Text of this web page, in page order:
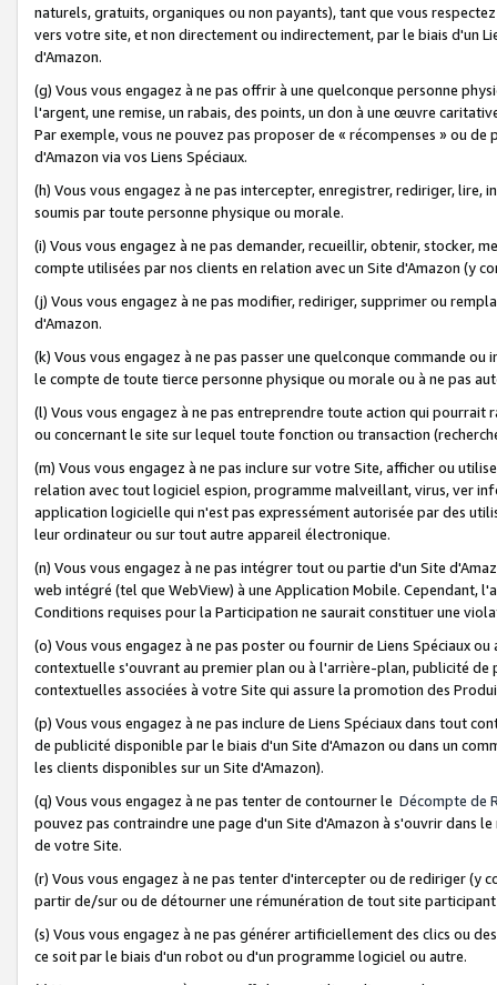
naturels, gratuits, organiques ou non payants), tant que vous
vers votre site, et non directement ou indirectement, par le biais d'un
d'Amazon.
(g) Vous vous engagez à ne pas offrir à une quelconque personne
l'argent, une remise, un rabais, des points, un don à une œuvre
Par exemple, vous ne pouvez pas proposer de « récompenses » ou
d'Amazon via vos Liens Spéciaux.
(h) Vous vous engagez à ne pas intercepter, enregistrer, rediriger,
soumis par toute personne physique ou morale.
(i) Vous vous engagez à ne pas demander, recueillir, obtenir, stocker,
compte utilisées par nos clients en relation avec un Site d'Amazon (y
(j) Vous vous engagez à ne pas modifier, rediriger, supprimer ou
d'Amazon.
(k) Vous vous engagez à ne pas passer une quelconque commande
le compte de toute tierce personne physique ou morale ou à ne pas
(l) Vous vous engagez à ne pas entreprendre toute action qui
ou concernant le site sur lequel toute fonction ou transaction
(m) Vous vous engagez à ne pas inclure sur votre Site, afficher ou
relation avec tout logiciel espion, programme malveillant, virus, ver
application logicielle qui n'est pas expressément autorisée par des
leur ordinateur ou sur tout autre appareil électronique.
(n) Vous vous engagez à ne pas intégrer tout ou partie d'un Site
web intégré (tel que WebView) à une Application Mobile. Cependant,
Conditions requises pour la Participation ne saurait constituer une
(o) Vous vous engagez à ne pas poster ou fournir de Liens Spéciaux
contextuelle s'ouvrant au premier plan ou à l'arrière-plan, publicité
contextuelles associées à votre Site qui assure la promotion des
(p) Vous vous engagez à ne pas inclure de Liens Spéciaux dans tout
de publicité disponible par le biais d'un Site d'Amazon ou dans un
les clients disponibles sur un Site d'Amazon).
(q) Vous vous engagez à ne pas tenter de contourner le Décompte de
pouvez pas contraindre une page d'un Site d'Amazon à s'ouvrir dans
de votre Site.
(r) Vous vous engagez à ne pas tenter d'intercepter ou de rediriger
partir de/sur ou de détourner une rémunération de tout site
(s) Vous vous engagez à ne pas générer artificiellement des clics ou
ce soit par le biais d'un robot ou d'un programme logiciel ou autre.